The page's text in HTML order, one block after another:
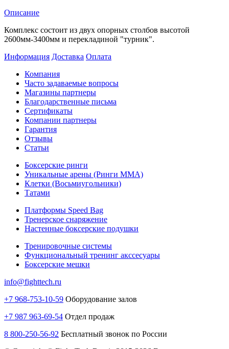
Описание
Комплекс состоит из двух опорных столбов высотой
2600мм-3400мм и перекладиной "турник".
Информация Доставка Оплата
Компания
Часто задаваемые вопросы
Магазины партнеры
Благодарственные письма
Сертификаты
Компании партнеры
Гарантия
Отзывы
Статьи
Боксерские ринги
Уникальные арены (Ринги ММА)
Клетки (Восьмиугольники)
Татами
Платформы Speed Bag
Тренерское снаряжение
Настенные боксерские подушки
Тренировочные системы
Функциональный тренинг акссесуары
Боксерские мешки
info@fighttech.ru
+7 968-753-10-59 Оборудование залов
+7 987 963-69-54 Отдел продаж
8 800-250-56-92 Бесплатный звонок по России